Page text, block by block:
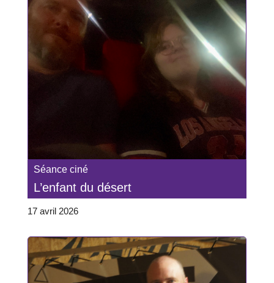
Séance ciné
L’enfant du désert
17 avril 2026